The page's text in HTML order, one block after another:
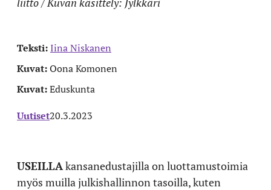
Teksti: Iina Niskanen
Kuvat:Oona Komonen
Kuvat:Eduskunta
Uutiset20.3.2023
USEILLAkansanedustajilla on luottamustoimia
myös muilla julkishallinnon tasoilla, kuten